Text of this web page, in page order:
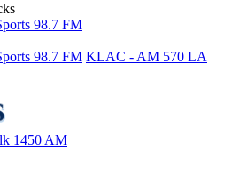
98.7 FM
98.7 FM KLAC - AM 570 LA
1450 AM